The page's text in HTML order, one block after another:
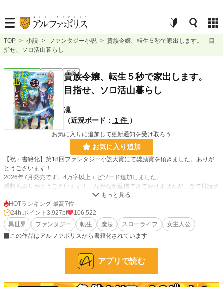
TOP > 小説 > ファンタジー小説 > 貴族令嬢、転生５秒で家出します。 目
指せ、ソロ活山暮らし
ファンタジー 連載中 長編
貴族令嬢、転生５秒で家出します。
目指せ、ソロ活山暮らし
凜
（近況ボード：
1 件 ）
お気に入りに追加して更新通知を受け取ろう
お気に入り追加
【祝・書籍化】第18回ファンタジー小説大賞にて奨励賞を頂きました。ありが
とうございます！
2026年7月発売です。4万字以上エピソード追加しました。
感想もありがとうございます！ なかなか返信できておりませんが、全て拝読さ
貴族令嬢に転生したリルは、前世の記憶に混乱しつつも今世で恵まれていない環
境なことに気が付き、突発で家出してしまう。
前世の社畜生活で疲れていたため、山奥で魔法の才能を生かしスローライフを目
指すことにした。しかししょっぱなから魔物に襲われ、元宮廷魔法士と出会った
り、はては皇子までやってきてと、なんだかスローライフとは違う毎日で……？
HOTランキング 最高7位
24h.ポイント 3,927pt
106,522
異世界
ファンタジー 転生 魔法 スローライフ
女主人公
この作品はアルファポリスから書籍化されています
アプリで読む